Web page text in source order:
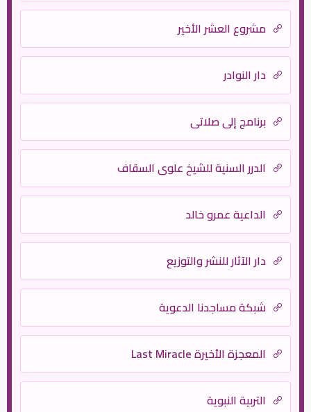
مشروع العشر الأخير
دار النوادر
برنامج إلى صلاتى
الدرر السنية للشيخ علوي السقاف
الداعية عمرو خالد
دار الآثار للنشر والتوزيع
شبكة مساجدنا الدعوية
المعجزة الأخيرة Last Miracle
التربية النبوية